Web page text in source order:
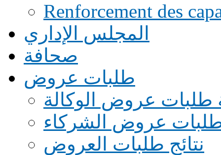
Renforcement des
المجلس الإداري
صحافة
طلبات عروض
طلبات عروض الوكالة
طلبات عروض الشركاء
نتائج طلبات العروض